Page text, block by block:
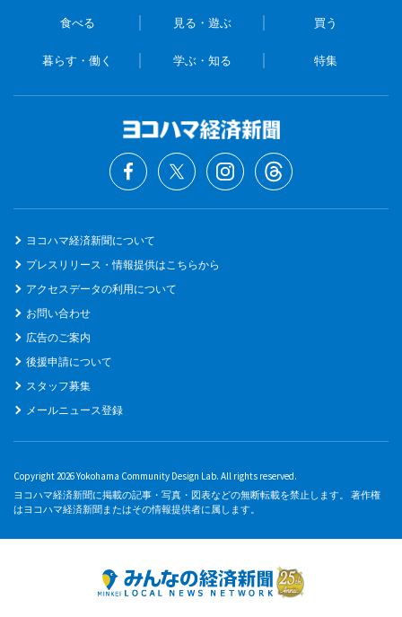
食べる 見る・遊ぶ 買う
暮らす・働く 学ぶ・知る 特集
ヨコハマ経済新聞について
プレスリリース・情報提供はこちらから
アクセスデータの利用について
お問い合わせ
広告のご案内
後援申請について
スタッフ募集
メールニュース登録
Copyright 2026 Yokohama Community Design Lab. All rights reserved.
ヨコハマ経済新聞に掲載の記事・写真・図表などの無断転載を禁止します。 著作権
はヨコハマ経済新聞またはその情報提供者に属します。